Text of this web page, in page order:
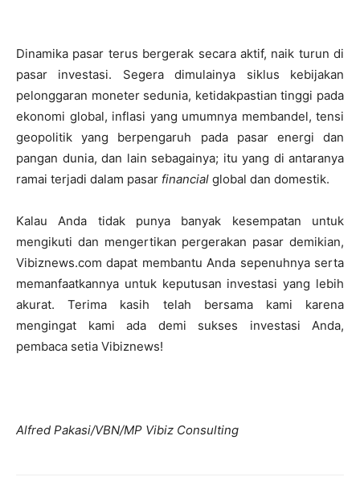
Dinamika pasar terus bergerak secara aktif, naik turun di
pasar investasi. Segera dimulainya siklus kebijakan
pelonggaran moneter sedunia, ketidakpastian tinggi pada
ekonomi global, inflasi yang umumnya membandel, tensi
geopolitik yang berpengaruh pada pasar energi dan
pangan dunia, dan lain sebagainya; itu yang di antaranya
ramai terjadi dalam pasar financial global dan domestik.
Kalau Anda tidak punya banyak kesempatan untuk
mengikuti dan mengertikan pergerakan pasar demikian,
Vibiznews.com dapat membantu Anda sepenuhnya serta
memanfaatkannya untuk keputusan investasi yang lebih
akurat. Terima kasih telah bersama kami karena
mengingat kami ada demi sukses investasi Anda,
pembaca setia Vibiznews!
Alfred Pakasi/VBN/MP Vibiz Consulting